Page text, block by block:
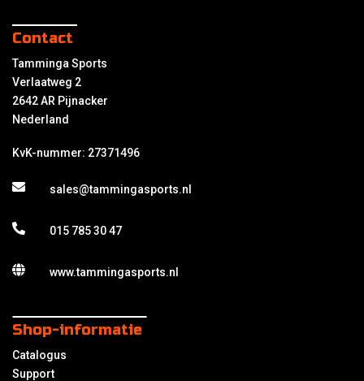
Contact
Tamminga Sports
Verlaatweg 2
2642 AR Pijnacker
Nederland
KvK-nummer: 27371496
sales@tammingasports.nl
015 785 30 47
www.tammingasports.nl
Shop-informatie
Catalogus
Support